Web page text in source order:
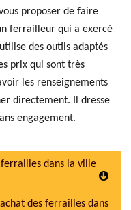
proposer de faire
ferrailleur qui a exercé
des outils adaptés
prix qui sont très
les renseignements
directement. Il dresse
engagement.
dans la ville
des ferrailles dans